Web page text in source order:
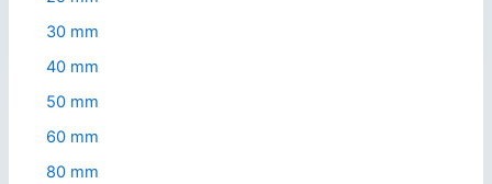
30 mm
40 mm
50 mm
60 mm
80 mm